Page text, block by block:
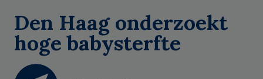
Den Haag onderzoekt
hoge babysterfte